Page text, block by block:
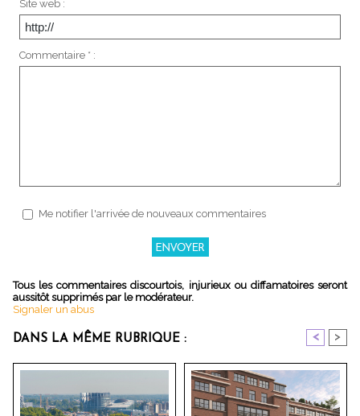
Site web :
Commentaire * :
Me notifier l'arrivée de nouveaux commentaires
Tous les commentaires discourtois, injurieux ou diffamatoires seront
aussitôt supprimés par le modérateur.
Signaler un abus
DANS LA MÊME RUBRIQUE : < >